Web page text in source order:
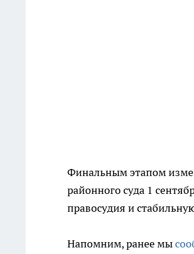
Финальным этапом
районного суда 1
правосудия и
Напомним, ранее мы